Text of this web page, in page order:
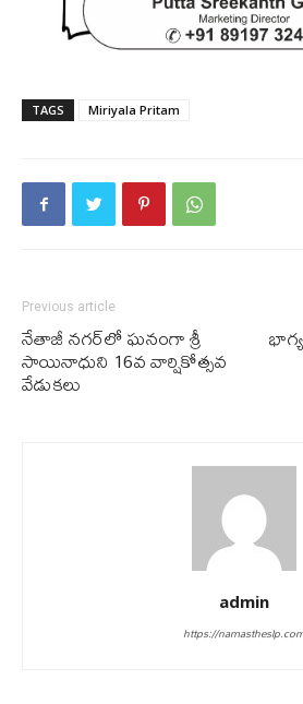
TAGS Miriyala Pritam
Previous article
నేతాజీ నగర్‌లో ఘనంగా శ్రీ
సాయినాధుని 16వ వార్షికోత్సవ
వేడుకలు
admin
https://